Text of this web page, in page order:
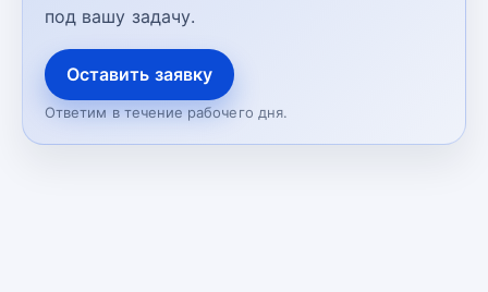
под вашу задачу.
Оставить заявку
Ответим в течение рабочего дня.